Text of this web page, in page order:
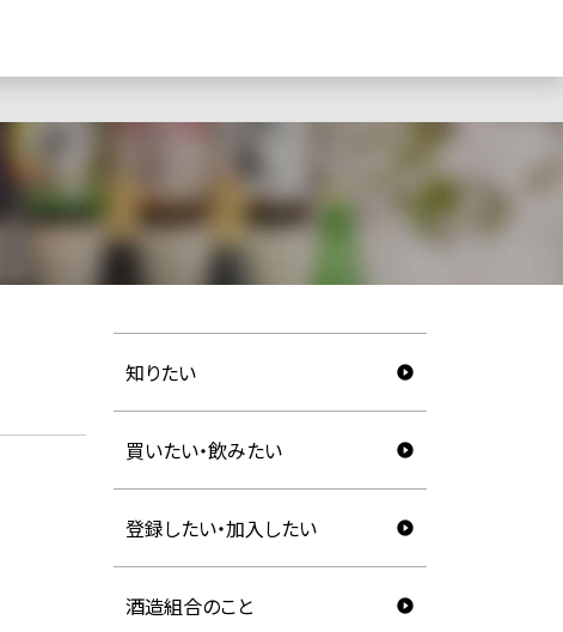
知りたい
買いたい・飲みたい
登録したい・加入したい
酒造組合のこと